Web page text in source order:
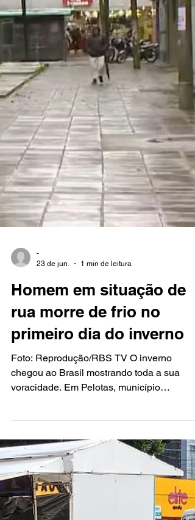
23 de jun.
1 min de leitura
Homem em situação de
rua morre de frio no
Foto: Reprodução/RBS TV O inverno
chegou ao Brasil mostrando toda a sua
voracidade. Em Pelotas, município
localizado na região Sul do Rio Grande do
Sul, o domingo, 21, teve temperatura
de 1,6°C, segundo o Instituto Nacional de
Meteorologia. Nestas condições climáticas,